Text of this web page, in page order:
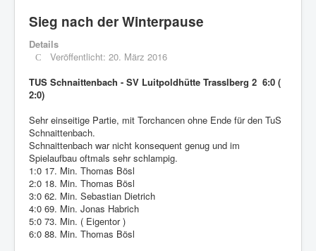
Sieg nach der Winterpause
Details
Veröffentlicht: 20. März 2016
TUS Schnaittenbach - SV Luitpoldhütte Trasslberg 2 6:0 (
2:0)
Sehr einseitige Partie, mit Torchancen ohne Ende für den TuS
Schnaittenbach.
Schnaittenbach war nicht konsequent genug und im
Spielaufbau oftmals sehr schlampig.
1:0 17. Min. Thomas Bösl
2:0 18. Min. Thomas Bösl
3:0 62. Min. Sebastian Dietrich
4:0 69. Min. Jonas Habrich
5:0 73. Min. ( Eigentor )
6:0 88. Min. Thomas Bösl